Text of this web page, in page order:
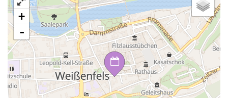
+
-